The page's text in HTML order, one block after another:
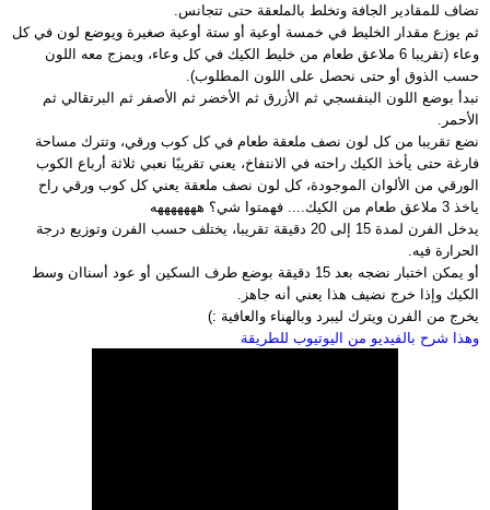
تضاف للمقادير الجافة وتخلط بالملعقة حتى تتجانس.
ثم يوزع مقدار الخليط في خمسة أوعية أو ستة أوعية صغيرة ويوضع لون في كل
وعاء (تقريبا 6 ملاعق طعام من خليط الكيك في كل وعاء، ويمزج معه اللون
حسب الذوق أو حتى نحصل على اللون المطلوب).
نبدأ بوضع اللون البنفسجي ثم الأزرق ثم الأخضر ثم الأصفر ثم البرتقالي ثم
الأحمر.
نضع تقريبا من كل لون نصف ملعقة طعام في كل كوب ورقي، وتترك مساحة
فارغة حتى يأخذ الكيك راحته في الانتفاخ، يعني تقريبًا نعبي ثلاثة أرباع الكوب
الورقي من الألوان الموجودة، كل لون نصف ملعقة يعني كل كوب ورقي راح
ياخذ 3 ملاعق طعام من الكيك.... فهمتوا شي؟ هههههههه
يدخل الفرن لمدة 15 إلى 20 دقيقة تقريبا، يختلف حسب الفرن وتوزيع درجة
الحرارة فيه.
أو يمكن اختبار نضجه بعد 15 دقيقة بوضع طرف السكين أو عود أسناان وسط
الكيك وإذا خرج نضيف هذا يعني أنه جاهز.
يخرج من الفرن ويترك ليبرد وبالهناء والعافية :)
وهذا شرح بالفيديو من اليوتيوب للطريقة